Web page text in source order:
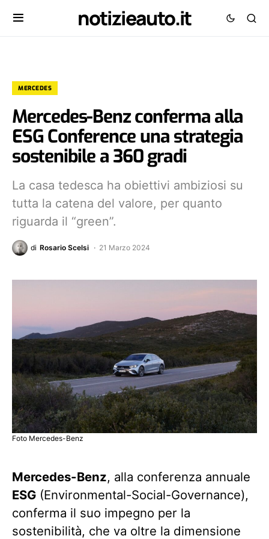
notizieauto.it
MERCEDES
Mercedes-Benz conferma alla
ESG Conference una strategia
sostenibile a 360 gradi
La casa tedesca ha obiettivi ambiziosi su
tutta la catena del valore, per quanto
riguarda il “green”.
di Rosario Scelsi 21 Marzo 2024
Foto Mercedes-Benz
Mercedes-Benz, alla conferenza annuale
ESG (Environmental-Social-Governance),
conferma il suo impegno per la
sostenibilità, che va oltre la dimensione